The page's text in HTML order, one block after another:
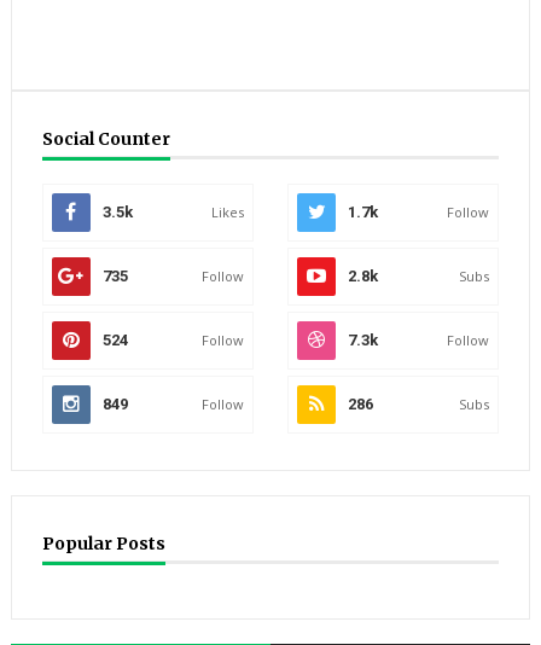
Social Counter
3.5k Likes 1.7k Follow
735 Follow 2.8k Subs
524 Follow 7.3k Follow
849 Follow 286 Subs
Popular Posts